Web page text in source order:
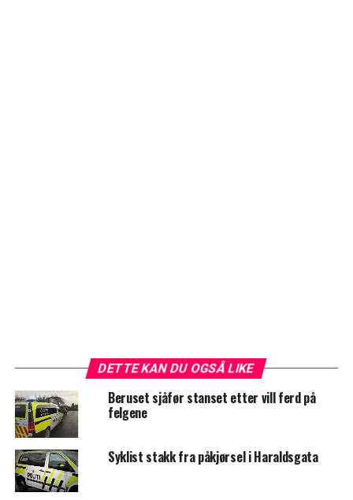
DETTE KAN DU OGSÅ LIKE
Beruset sjåfør stanset etter vill ferd på
felgene
Syklist stakk fra påkjørsel i Haraldsgata